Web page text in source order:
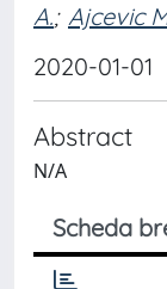
A.; Ajcevic
2020-01-01
Abstract
N/A
Scheda